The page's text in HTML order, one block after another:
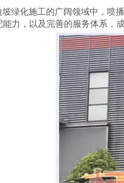
化施工的广阔领域中，喷播
能力，以及完善的服务体系，